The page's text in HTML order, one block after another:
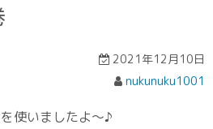
2021年12月10日
nukunuku1001
使いましたよ～♪